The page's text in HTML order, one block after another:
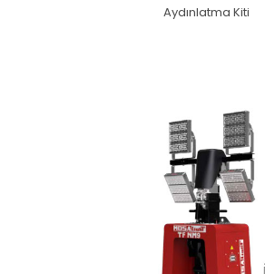
Aydınlatma Kiti